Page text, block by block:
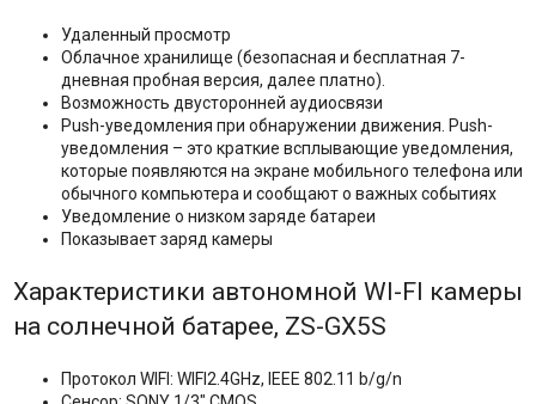
Удаленный просмотр
Облачное хранилище (безопасная и бесплатная 7-
дневная пробная версия, далее платно).
Возможность двусторонней аудиосвязи
Push-уведомления при обнаружении движения. Push-
уведомления – это краткие всплывающие уведомления,
которые появляются на экране мобильного телефона или
обычного компьютера и сообщают о важных событиях
Уведомление о низком заряде батареи
Показывает заряд камеры
Характеристики автономной WI-FI камеры
на солнечной батарее, ZS-GX5S
Протокол WIFI: WIFI2.4GHz, IEEE 802.11 b/g/n